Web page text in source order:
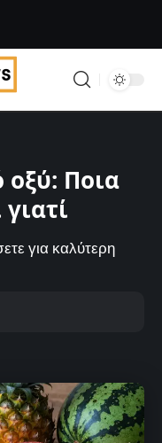
οξύ: Ποια
για καλύτερη